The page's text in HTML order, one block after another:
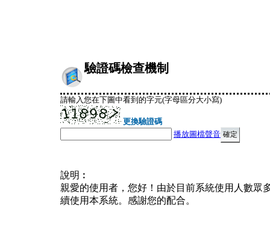
驗證碼檢查機制
請輸入您在下圖中看到的字元(字母區分大小寫)
更換驗證碼
播放圖檔聲音
說明︰
親愛的使用者，您好！由於目前系統使用人數眾
續使用本系統。感謝您的配合。